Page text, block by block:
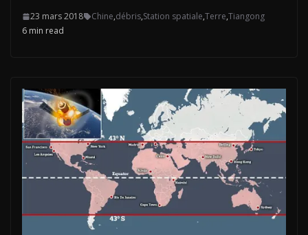
23 mars 2018 Chine,débris,Station spatiale,Terre,Tiangong
6 min read